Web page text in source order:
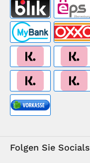
Folgen Sie Socials